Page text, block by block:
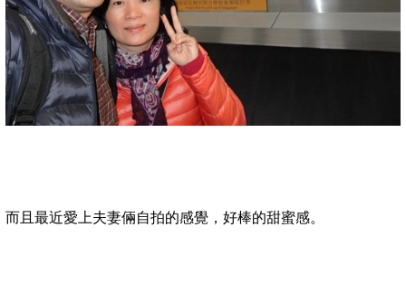
而且最近愛上夫妻倆自拍的感覺，好棒的甜蜜感。